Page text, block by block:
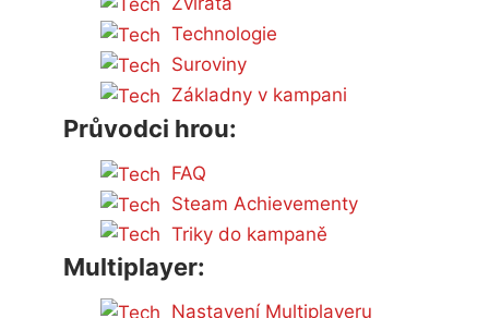
Technologie
Suroviny
Základny v kampani
Průvodci hrou:
FAQ
Steam Achievementy
Triky do kampaně
Multiplayer:
Nastavení Multiplayeru